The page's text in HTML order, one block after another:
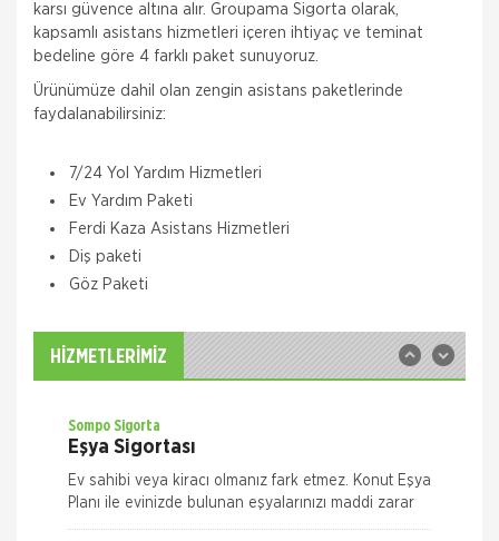
karsı güvence altına alır. Groupama Sigorta olarak,
kapsamlı asistans hizmetleri içeren ihtiyaç ve teminat
bedeline göre 4 farklı paket sunuyoruz.
Ürünümüze dahil olan zengin asistans paketlerinde
faydalanabilirsiniz:
7/24 Yol Yardım Hizmetleri
Ev Yardım Paketi
Ferdi Kaza Asistans Hizmetleri
Diş paketi
Göz Paketi
HİZMETLERİMİZ
Quick Sigorta
Zorunlu Deprem Sigortası
olacağı maddi zararlar ile deprem sonucu meydana
gelecek yangın, patlama, tsunami ve yer kayması
hasarlarını teminat altına almak istiyorsanız Das
Sompo Sigorta
İş Yeriniz Sompo Japan ile Güvence Altında! İş Yeri
Sompo Sigorta
Eşya Sigortası
Ev sahibi veya kiracı olmanız fark etmez. Konut Eşya
Planı ile evinizde bulunan eşyalarınızı maddi zarar
ve risklere karşı size en uygun plan alternatifini